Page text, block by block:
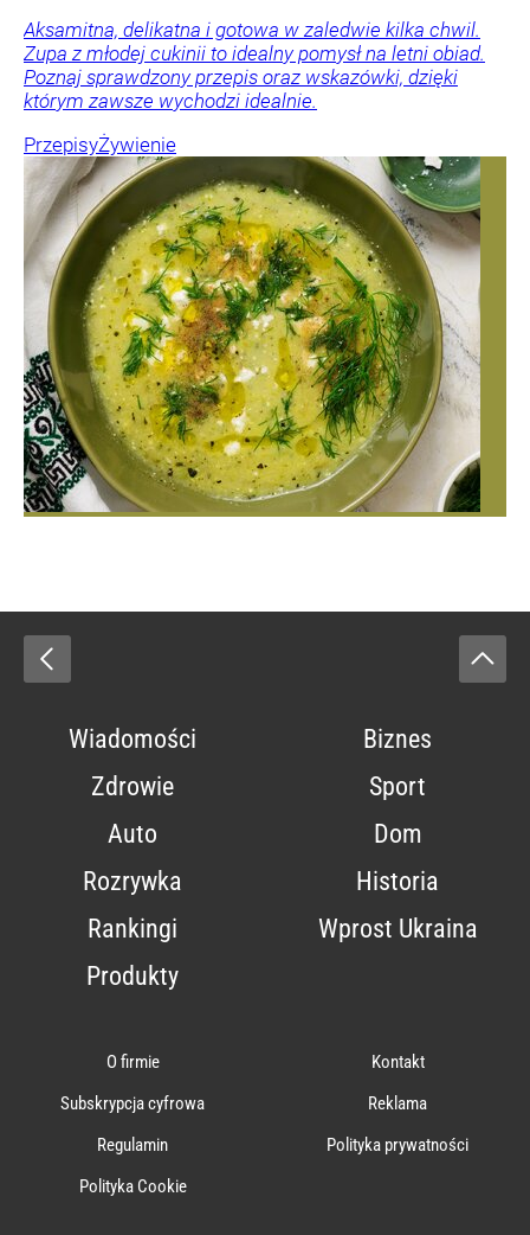
Aksamitna, delikatna i gotowa w zaledwie kilka chwil.
Zupa z młodej cukinii to idealny pomysł na letni obiad.
Poznaj sprawdzony przepis oraz wskazówki, dzięki
którym zawsze wychodzi idealnie.
PrzepisyŻywienie
Wiadomości
Biznes
Zdrowie
Sport
Auto
Dom
Rozrywka
Historia
Rankingi
Wprost Ukraina
Produkty
O firmie
Kontakt
Subskrypcja cyfrowa
Reklama
Regulamin
Polityka prywatności
Polityka Cookie